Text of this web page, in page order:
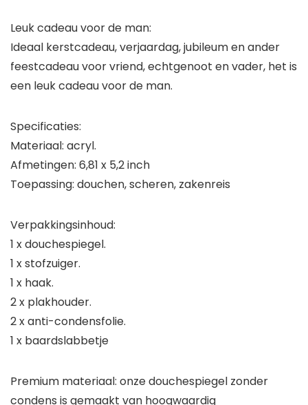
Leuk cadeau voor de man:
Ideaal kerstcadeau, verjaardag, jubileum en ander
feestcadeau voor vriend, echtgenoot en vader, het is
een leuk cadeau voor de man.
Specificaties:
Materiaal: acryl.
Afmetingen: 6,81 x 5,2 inch
Toepassing: douchen, scheren, zakenreis
Verpakkingsinhoud:
1 x douchespiegel.
1 x stofzuiger.
1 x haak.
2 x plakhouder.
2 x anti-condensfolie.
1 x baardslabbetje
Premium materiaal: onze douchespiegel zonder
condens is gemaakt van hoogwaardig